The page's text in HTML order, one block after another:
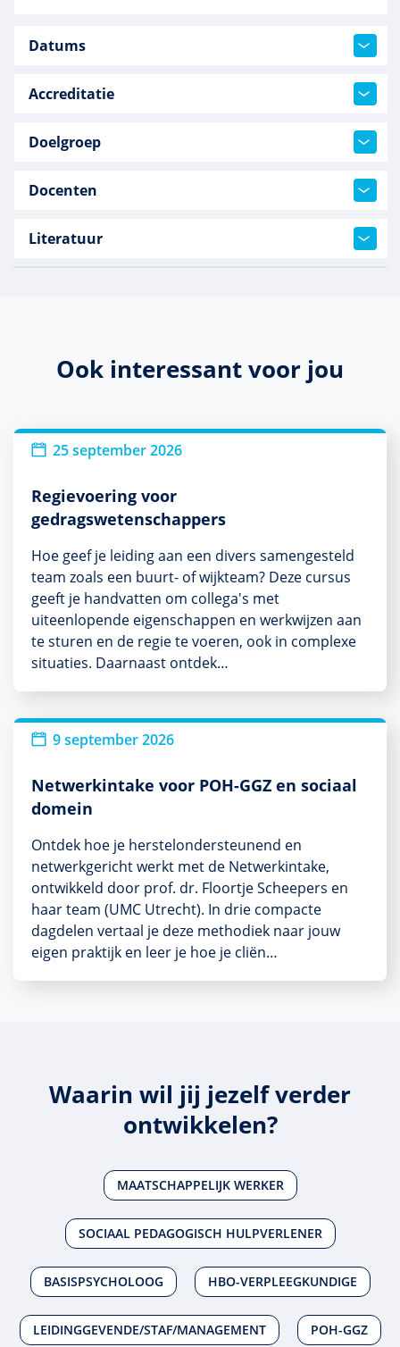
Datums
Accreditatie
Doelgroep
Docenten
Literatuur
Ook interessant voor jou
25 september 2026
Regievoering voor
gedragswetenschappers
Hoe geef je leiding aan een divers samengesteld
team zoals een buurt- of wijkteam? Deze cursus
geeft je handvatten om collega's met
uiteenlopende eigenschappen en werkwijzen aan
te sturen en de regie te voeren, ook in complexe
situaties. Daarnaast ontdek…
Nieuw9 september 2026
Netwerkintake voor POH-GGZ en sociaal
domein
Ontdek hoe je herstelondersteunend en
netwerkgericht werkt met de Netwerkintake,
ontwikkeld door prof. dr. Floortje Scheepers en
haar team (UMC Utrecht). In drie compacte
dagdelen vertaal je deze methodiek naar jouw
eigen praktijk en leer je hoe je cliën…
Waarin wil jij jezelf verder
ontwikkelen?
MAATSCHAPPELIJK WERKER
SOCIAAL PEDAGOGISCH HULPVERLENER
BASISPSYCHOLOOG HBO-VERPLEEGKUNDIGE
LEIDINGGEVENDE/STAF/MANAGEMENT POH-GGZ